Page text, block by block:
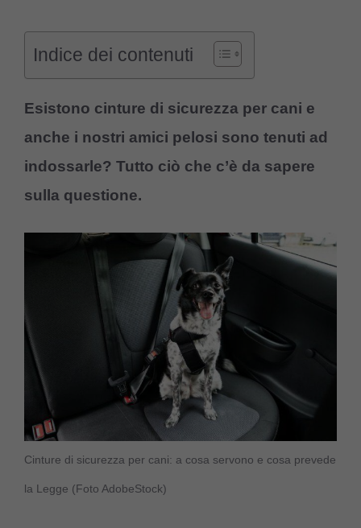
Indice dei contenuti
Esistono cinture di sicurezza per cani e
anche i nostri amici pelosi sono tenuti ad
indossarle? Tutto ciò che c’è da sapere
sulla questione.
Cinture di sicurezza per cani: a cosa servono e cosa prevede
la Legge (Foto AdobeStock)